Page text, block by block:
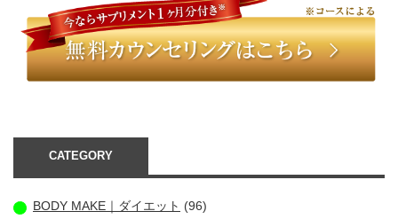
CATEGORY
BODY MAKE｜ダイエット (96)